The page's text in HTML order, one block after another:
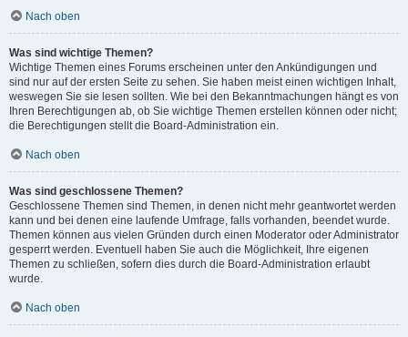
Nach oben
Was sind wichtige Themen?
Wichtige Themen eines Forums erscheinen unter den Ankündigungen und
sind nur auf der ersten Seite zu sehen. Sie haben meist einen wichtigen Inhalt,
weswegen Sie sie lesen sollten. Wie bei den Bekanntmachungen hängt es von
Ihren Berechtigungen ab, ob Sie wichtige Themen erstellen können oder nicht;
die Berechtigungen stellt die Board-Administration ein.
Nach oben
Was sind geschlossene Themen?
Geschlossene Themen sind Themen, in denen nicht mehr geantwortet werden
kann und bei denen eine laufende Umfrage, falls vorhanden, beendet wurde.
Themen können aus vielen Gründen durch einen Moderator oder Administrator
gesperrt werden. Eventuell haben Sie auch die Möglichkeit, Ihre eigenen
Themen zu schließen, sofern dies durch die Board-Administration erlaubt
wurde.
Nach oben